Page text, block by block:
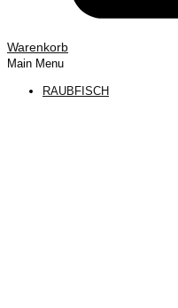
Warenkorb
Main Menu
RAUBFISCH